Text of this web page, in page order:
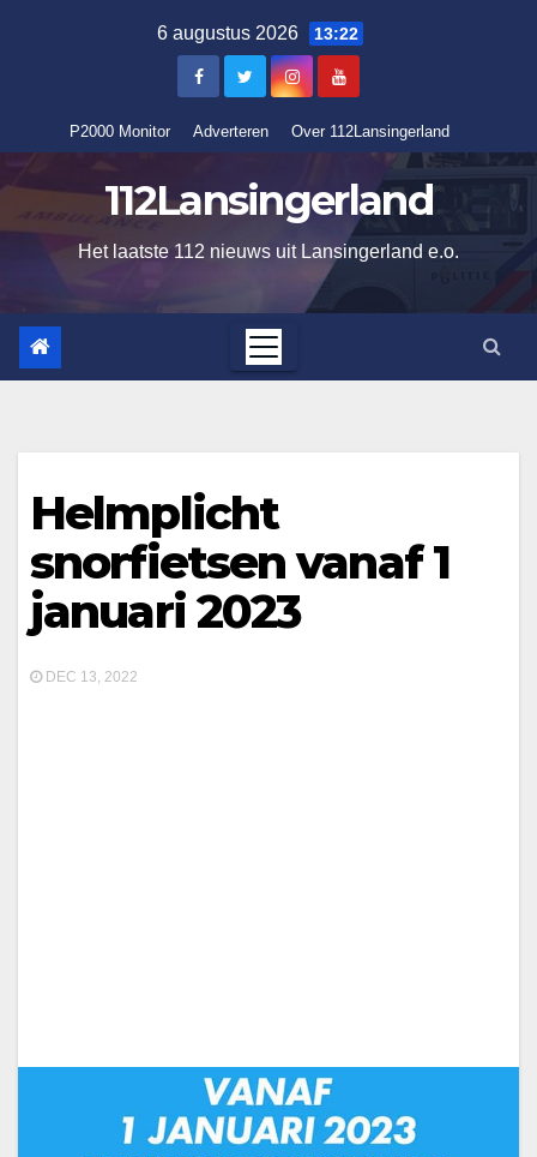
6 augustus 2026 13:22
P2000 Monitor Adverteren Over 112Lansingerland
112Lansingerland
Het laatste 112 nieuws uit Lansingerland e.o.
Helmplicht
snorfietsen vanaf 1
januari 2023
DEC 13, 2022